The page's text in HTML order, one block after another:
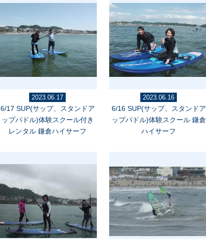
2023.06.17
6/17 SUP(サップ、スタンドア
ップパドル)体験スクール付き
レンタル 鎌倉ハイサーフ
2023.06.16
6/16 SUP(サップ、スタンドア
ップパドル)体験スクール 鎌倉
ハイサーフ